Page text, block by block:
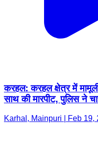
करहल: करहल क्षेत्र में
साथ की मारपीट, पुलिस ने
Karhal, Mainpuri | Feb 19,